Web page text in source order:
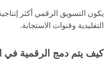
يكون التسويق الرقمي أكثر
التقليدية وقنوات الاستجابة.
كيف يتم دمج الرقمية في